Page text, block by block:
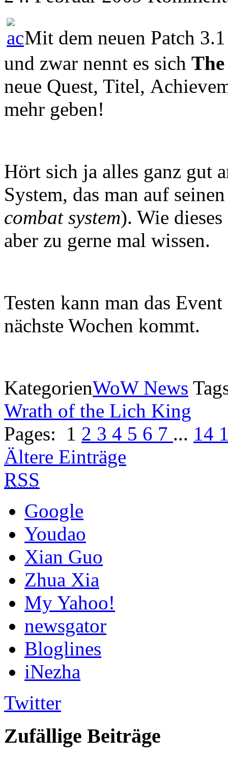
Mit dem neuen Patch
und zwar nennt es sich
neue Quest, Titel,
mehr geben!
Hört sich ja alles ganz gut
System, das man auf
combat system). Wie
aber zu gerne mal wissen.
Testen kann man das
nächste Wochen kommt.
KategorienWoW News
Wrath of the Lich King
Pages:
1 2 3 4 5 6 7 ... 14
Ältere Einträge
RSS
Google
Youdao
Xian Guo
Zhua Xia
My Yahoo!
newsgator
Bloglines
iNezha
Twitter
Zufällige Beiträge